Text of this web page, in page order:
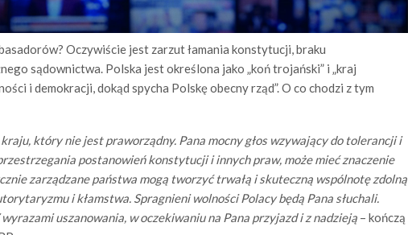
Oczywiście jest zarzut łamania konstytucji, braku
sądownictwa. Polska jest określona jako „koń trojański” i „kraj
i demokracji, dokąd spycha Polskę obecny rząd”. O co chodzi z tym
który nie jest praworządny. Pana mocny głos wzywający do tolerancji i
postanowień konstytucji i innych praw, może mieć znaczenie
zarządzane państwa mogą tworzyć trwałą i skuteczną wspólnotę zdolną
i kłamstwa. Spragnieni wolności Polacy będą Pana słuchali.
wyrazami uszanowania, w oczekiwaniu na Pana przyjazd i z nadzieją – kończą